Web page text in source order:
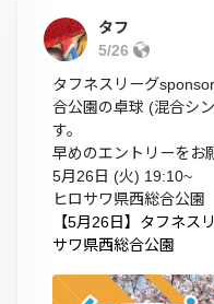
タフ
5/26
タフネスリーグ
合公園の卓球 (混合シ
す。
早めのエントリーをお
5月26日 (火) 19:10~
ヒロサワ県西総合公園
【5月26日】タフネス
サワ県西総合公園